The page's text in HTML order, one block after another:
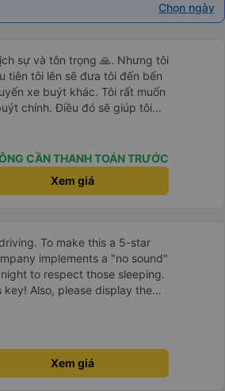
Chọn ngày
sự và tôn trọng 🙏. Nhưng tôi
tiên tôi lên sẽ đưa tôi đến bến
xe buýt khác. Tôi rất muốn
chính. Điều đó sẽ giúp tôi
lần. Ngoài ra, xe buýt
CẦN THANH TOÁN TRƯỚC
Xem giá
To make this a 5-star
implements a "no sound"
to respect those sleeping.
key! Also, please display the
cabin for convenience. I
quy định rõ ràng về việc giữ im
vào ban đêm để tránh làm
Xem giá